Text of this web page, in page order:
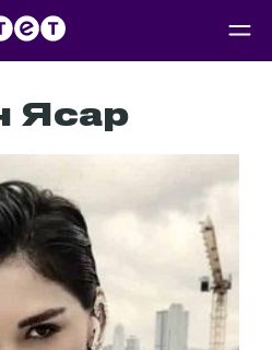
Ясар